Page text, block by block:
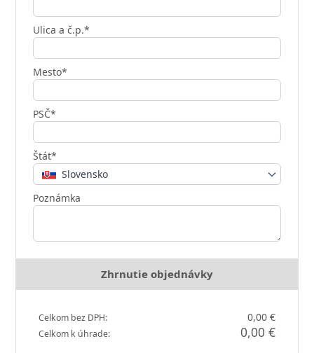
Ulica a č.p.*
Mesto*
PSČ*
Štát*
Slovensko
Poznámka
Zhrnutie objednávky
Celkom bez DPH: 0,00 €
Celkom k úhrade: 0,00 €